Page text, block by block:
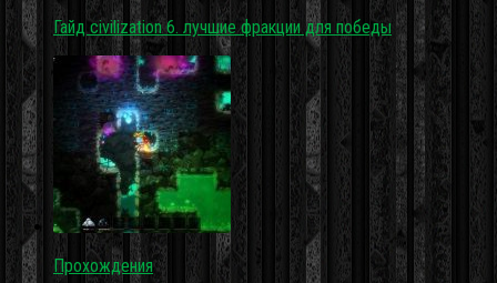
Гайд civilization 6. лучшие фракции для победы
Прохождения